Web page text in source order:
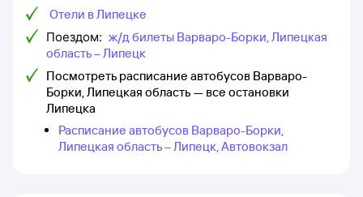
Отели в Липецке
Поездом: ж/д билеты Варваро-Борки, Липецкая
область – Липецк
Посмотреть расписание автобусов Варваро-
Борки, Липецкая область — все остановки
Липецка
Расписание автобусов Варваро-Борки,
Липецкая область – Липецк, Автовокзал